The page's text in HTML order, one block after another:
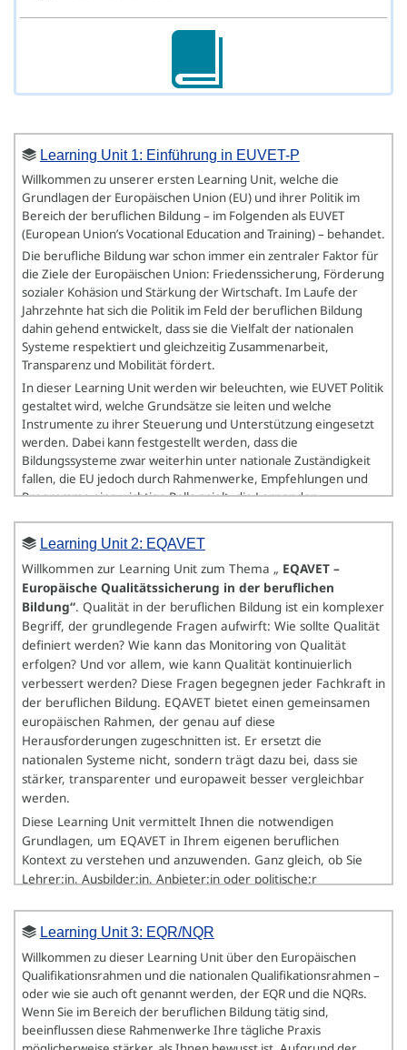
Learning Unit 1: Einführung in EUVET-P
Willkommen zu unserer ersten Learning Unit, welche die
Grundlagen der Europäischen Union (EU) und ihrer Politik im
Bereich der beruflichen Bildung – im Folgenden als EUVET
(European Union’s Vocational Education and Training) – behandet.
Die berufliche Bildung war schon immer ein zentraler Faktor für
die Ziele der Europäischen Union: Friedenssicherung, Förderung
sozialer Kohäsion und Stärkung der Wirtschaft. Im Laufe der
Jahrzehnte hat sich die Politik im Feld der beruflichen Bildung
dahin gehend entwickelt, dass sie die Vielfalt der nationalen
Systeme respektiert und gleichzeitig Zusammenarbeit,
Transparenz und Mobilität fördert.
In dieser Learning Unit werden wir beleuchten, wie EUVET Politik
gestaltet wird, welche Grundsätze sie leiten und welche
Instrumente zu ihrer Steuerung und Unterstützung eingesetzt
werden. Dabei kann festgestellt werden, dass die
Bildungssysteme zwar weiterhin unter nationale Zuständigkeit
fallen, die EU jedoch durch Rahmenwerke, Empfehlungen und
Programme eine wichtige Rolle spielt, die Lernenden,
Diese Learning Unit umfasst drei Hauptthemen:
1.
Der Zusammenhang zwischen EUVET und
europäischen Werten: Sie lernen die Kernideen
erkennen, wie diese mit den europäischen Werten
zusammenhängen, und verstehen, wie sich die
Berufsbildungspolitik in die übergeordneten
europäischen Strategien eingliedert.
Sie lernen, diese „Werkzeuge“ zu identifizieren und
darüber nachzudenken, inwiefern sie für Ihren
eigenen beruflichen Kontext relevant sein könnten.
Zudem lernen Sie die Schlüsselideen und -prinzipien
zu erläutern, welche die Grundlage europäischer
Berufsbildungspolitik bilden.
3.
Typen und Vorteile von EUVET (Instrumenten)
lernen Mechanismen kennen, wie durch
Learning Unit 2: EQAVET
Willkommen zur Learning Unit zum Thema „ EQAVET –
Europäische Qualitätssicherung in der beruflichen
Bildung“. Qualität in der beruflichen Bildung ist ein komplexer
Begriff, der grundlegende Fragen aufwirft: Wie sollte Qualität
definiert werden? Wie kann das Monitoring von Qualität
erfolgen? Und vor allem, wie kann Qualität kontinuierlich
verbessert werden? Diese Fragen begegnen jeder Fachkraft in
der beruflichen Bildung. EQAVET bietet einen gemeinsamen
europäischen Rahmen, der genau auf diese
Herausforderungen zugeschnitten ist. Er ersetzt die
nationalen Systeme nicht, sondern trägt dazu bei, dass sie
stärker, transparenter und europaweit besser vergleichbar
werden.
Diese Learning Unit vermittelt Ihnen die notwendigen
Grundlagen, um EQAVET in Ihrem eigenen beruflichen
Kontext zu verstehen und anzuwenden. Ganz gleich, ob Sie
Lehrer:in, Ausbilder:in, Anbieter:in oder politische:r
Qualitätssicherung zu einem praktischen und kontinuierlichen
Prozess werden kann.
Lernziele
Nach Abschluss dieser Learning Unit sind Sie in der Lage:
den Zweck des EQAVET Bezugsrahmen und seine Rolle bei
der Qualitätsverbesserung in der beruflichen Bildung zu
Learning Unit 3: EQR/NQR
Willkommen zu dieser Learning Unit über den Europäischen
Qualifikationsrahmen und die nationalen Qualifikationsrahmen –
oder wie sie auch oft genannt werden, der EQR und die NQRs.
Wenn Sie im Bereich der beruflichen Bildung tätig sind,
beeinflussen diese Rahmenwerke Ihre tägliche Praxis